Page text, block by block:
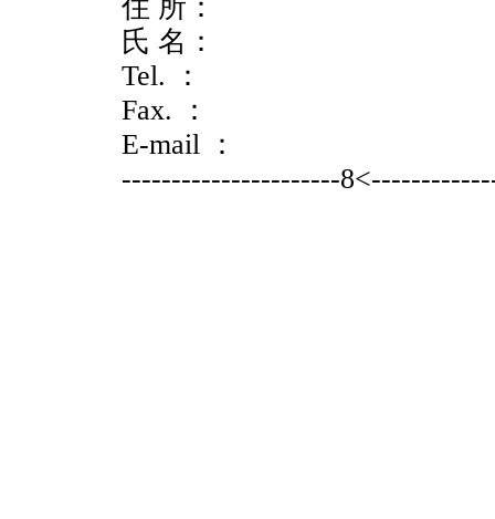
住 所：
氏 名：
Tel. ：
Fax. ：
E-mail ：
----------------------